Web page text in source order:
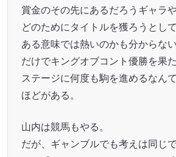
賞金のその先にあるだろうギャラ
どのためにタイトルを獲ろうとして
ある意味では熱いのかも分からな
だけでキングオブコント優勝を果
ステージに何度も駒を進めるなん
ほどがある。
山内は競馬もやる。
だが、ギャンブルでも考えは同じ